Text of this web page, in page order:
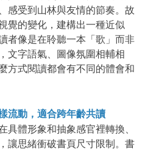
感受到山林與友情的節奏。故
覺的變化，建構出一種近似
者像是在聆聽一本「歌」而非
文字語氣、圖像氛圍相輔相
方式閱讀都會有不同的體會和
流動，適合跨年齡共讀
體形象和抽象感官裡轉換、
讓思緒衝破書頁尺寸限制。書